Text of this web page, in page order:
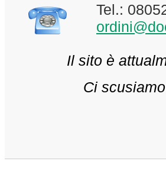
Tel.:
Il sito è
Ci